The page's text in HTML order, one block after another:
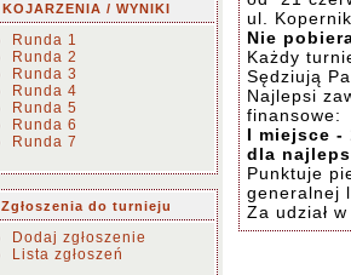
KOJARZENIA / WYNIKI
Runda 1
Runda 2
Runda 3
Runda 4
Runda 5
Runda 6
Runda 7
Zgłoszenia do turnieju
Dodaj zgłoszenie
Lista zgłoszeń
ul.
Nie
Każdy
Sędziują
Najlepsi
finansowe:
I miejsce -
dla
Punktuje
generalnej
Za udział